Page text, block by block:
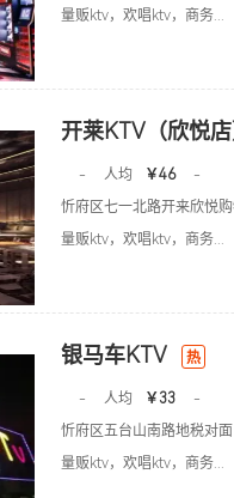
量贩ktv，欢唱ktv，商务...
开莱KTV（欣悦
- 人均 ￥46
-
忻府区七一北路开来欣悦
量贩ktv，欢唱ktv，商务...
银马车KTV 热
- 人均 ￥33
-
忻府区五台山南路地税对
量贩ktv，欢唱ktv，商务...